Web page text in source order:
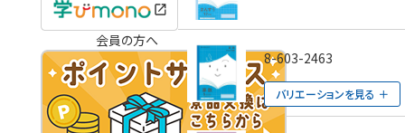
8-603-2463
バリエーションを見る
会員の方へ